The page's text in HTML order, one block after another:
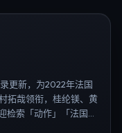
更新，为2022年法国
拓哉领衔，桂纶镁、黄
索「动作」「法国」